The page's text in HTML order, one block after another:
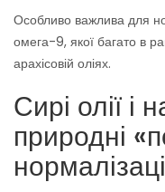
Особливо важлива для
омега-9, якої багато в
арахісовій оліях.
Сирі олії і
природні